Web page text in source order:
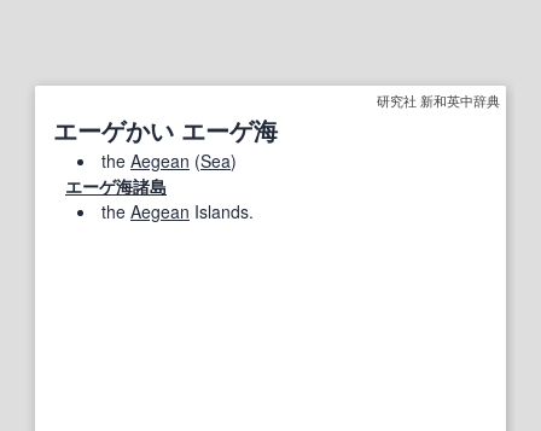
研究社 新和英中辞典
エーゲかい エーゲ海
the Aegean (Sea)
エーゲ海諸島
the Aegean Islands.